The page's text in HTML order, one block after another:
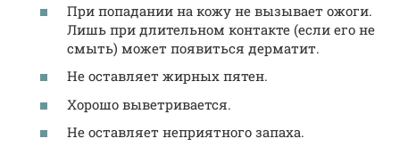
При попадании на кожу не вызывает ожоги.
Лишь при длительном контакте (если его не
смыть) может появиться дерматит.
Не оставляет жирных пятен.
Хорошо выветривается.
Не оставляет неприятного запаха.